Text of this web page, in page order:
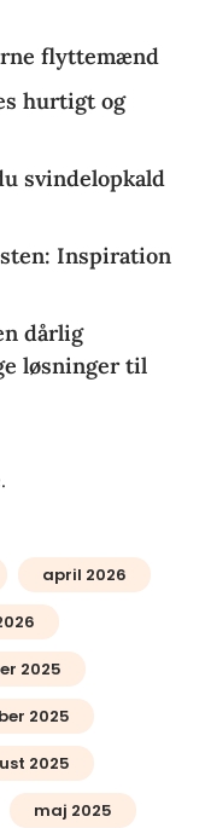
flyttemænd
hurtigt og
svindelopkald
Inspiration
dårlig
løsninger til
april 2026
2025
2025
2025
maj 2025